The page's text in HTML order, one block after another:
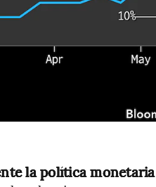
la política monetaria